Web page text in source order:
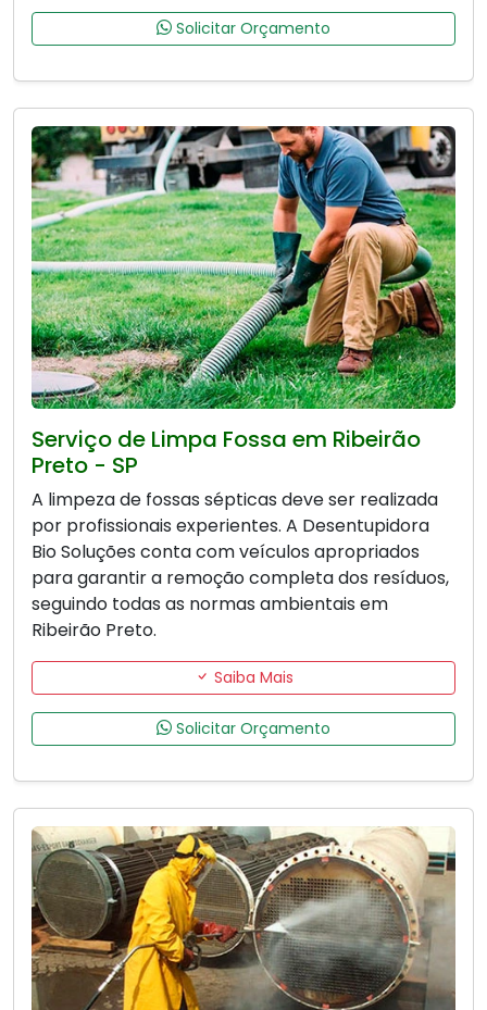
Solicitar Orçamento
Serviço de Limpa Fossa em Ribeirão
Preto - SP
A limpeza de fossas sépticas deve ser realizada
por profissionais experientes. A Desentupidora
Bio Soluções conta com veículos apropriados
para garantir a remoção completa dos resíduos,
seguindo todas as normas ambientais em
Ribeirão Preto.
Saiba Mais
Solicitar Orçamento